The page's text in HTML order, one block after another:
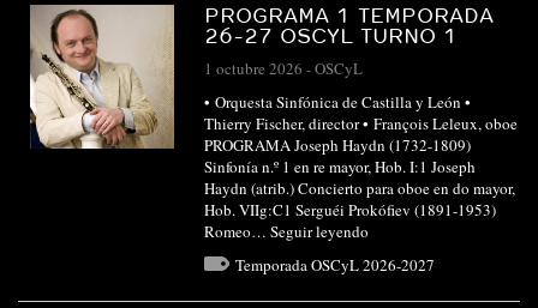
PROGRAMA 1 TEMPORADA
26-27 OSCYL TURNO 1
1 octubre 2026 -OSCyL
• Orquesta Sinfónica de Castilla y León •
Thierry Fischer, director • François Leleux, oboe
PROGRAMA Joseph Haydn (1732-1809)
Sinfonía n.º 1 en re mayor, Hob. I:1 Joseph
Haydn (atrib.) Concierto para oboe en do mayor,
Hob. VIIg:C1 Serguéi Prokófiev (1891-1953)
Romeo… Seguir leyendo
Temporada OSCyL 2026-2027